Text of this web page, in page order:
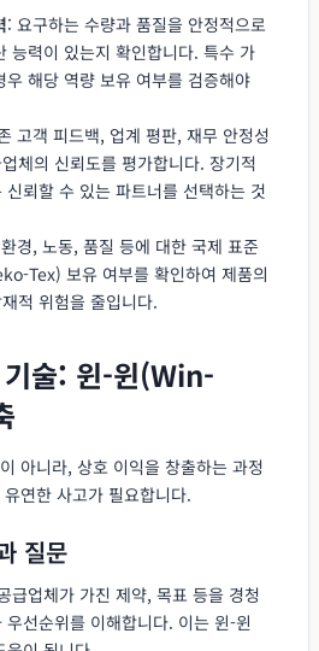
: 요구하는 수량과 품질을 안정적으로
능력이 있는지 확인합니다. 특수 가
우 해당 역량 보유 여부를 검증해야
고객 피드백, 업계 평판, 재무 안정성
체의 신뢰도를 평가합니다. 장기적
신뢰할 수 있는 파트너를 선택하는 것
경, 노동, 품질 등에 대한 국제 표준
Tex) 보유 여부를 확인하여 제품의
적 위험을 줄입니다.
술: 윈-윈(Win-
아니라, 상호 이익을 창출하는 과정
연한 사고가 필요합니다.
질문
급업체가 가진 제약, 목표 등을 경청
선순위를 이해합니다. 이는 윈-윈